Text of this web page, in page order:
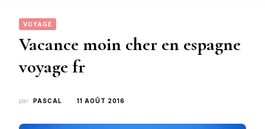
VOYAGE
Vacance moin cher en espagne
voyage fr
par PASCAL 11 AOÛT 2016